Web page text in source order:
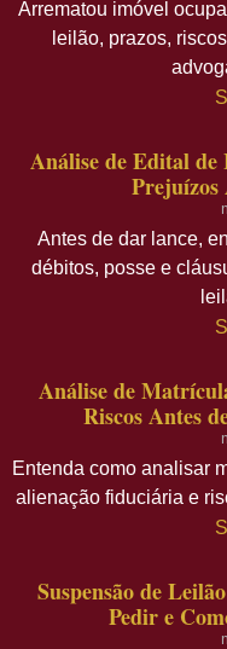
Arrematou imóvel
leilão, prazos,
Análise de Edital
Prejuízos
Antes de dar lance,
débitos, posse e
Análise de
Riscos Antes
Entenda como analisar
alienação fiduciária e
Suspensão de
Pedir e